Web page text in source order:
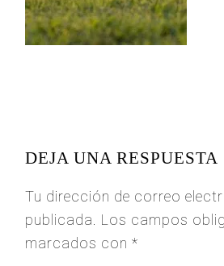
DEJA UNA RESPUESTA
Tu dirección de correo
publicada.
Los campos
marcados con*